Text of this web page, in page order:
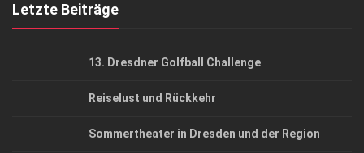
Letzte Beiträge
13. Dresdner Golfball Challenge
Reiselust und Rückkehr
Sommertheater in Dresden und der Region